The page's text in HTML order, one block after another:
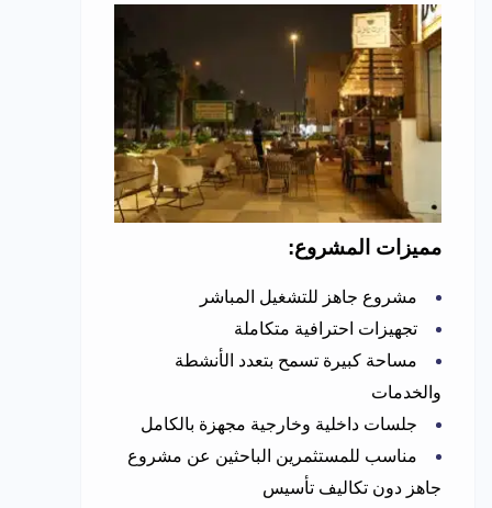
مميزات المشروع:
مشروع جاهز للتشغيل المباشر
تجهيزات احترافية متكاملة
مساحة كبيرة تسمح بتعدد الأنشطة
والخدمات
جلسات داخلية وخارجية مجهزة بالكامل
مناسب للمستثمرين الباحثين عن مشروع
جاهز دون تكاليف تأسيس